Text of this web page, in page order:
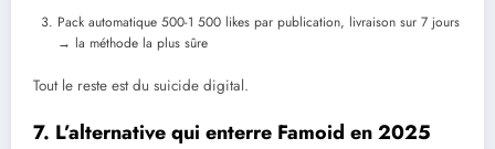
Pack automatique 500-1 500 likes par publication, livraison sur 7 jours
→ la méthode la plus sûre
Tout le reste est du suicide digital.
7. L’alternative qui enterre Famoid en 2025